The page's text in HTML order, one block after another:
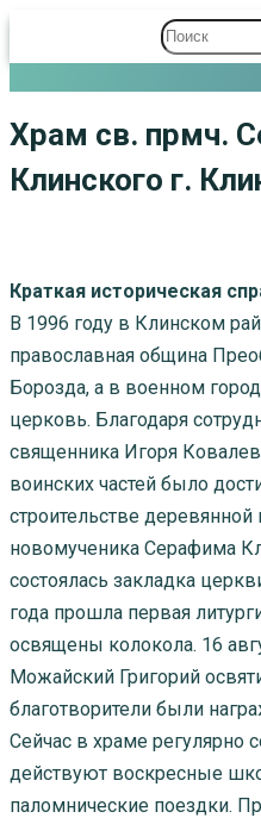
Поиск
Храм св. прмч.
Клинского г.
Краткая историческая
В 1996 году в Клинском
православная община
Борозда, а в военном
церковь. Благодаря
священника Игоря
воинских частей было
строительстве деревянной
новомученика Серафима
состоялась закладка
года прошла первая
освящены колокола. 16
Можайский Григорий
благотворители были
Сейчас в храме регулярно
действуют воскресные
паломнические поездки.